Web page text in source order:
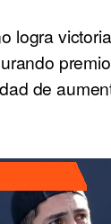
logra
de